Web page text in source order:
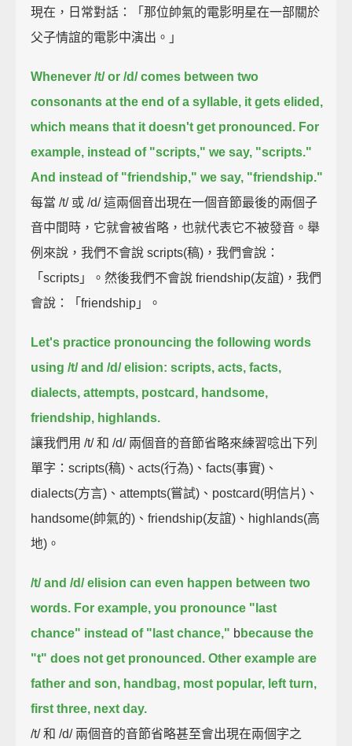
現在，日常對話：「那位帥氣的電影明星在一部關於
父子情誼的電影中演出。」
Whenever /t/ or /d/ comes between two
consonants at the end of a syllable, it gets elided,
which means that it doesn't get pronounced. For
example, instead of "scripts," we say, "scripts."
And instead of "friendship," we say, "friendship."
每當 /t/ 或 /d/ 這兩個音出現在一個音節最後的兩個子
音中間時，它就會被省略，也就代表它不被發音。舉
例來說，我們不會說 scripts(稿)，我們會說：
「scripts」。然後我們不會說 friendship(友誼)，我們
會說：「friendship」。
Let's practice pronouncing the following words
using /t/ and /d/ elision: scripts, acts, facts,
dialects, attempts, postcard, handsome,
friendship, highlands.
讓我們用 /t/ 和 /d/ 兩個音的音節省略來練習唸出下列
單字：scripts(稿)、acts(行為)、facts(事實)、
dialects(方言)、attempts(嘗試)、postcard(明信片)、
handsome(帥氣的)、friendship(友誼)、highlands(高
地)。
/t/ and /d/ elision can even happen between two
words. For example, you pronounce "last
chance" instead of "last chance," bbecause the
"t" does not get pronounced. Other example are
father and son, handbag, most popular, left turn,
first three, next day.
/t/ 和 /d/ 兩個音的音節省略甚至會出現在兩個字之